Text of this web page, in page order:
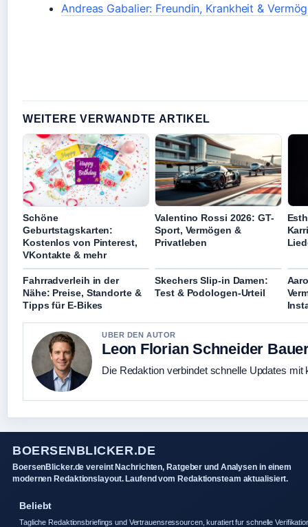
Andreas Gabalier: Freundin, Krankheit &
WEITERE VERWANDTE ARTIKEL
Schöne
Geburtstagskarten:
Kostenlos von Pinterest,
VKontakte & mehr
Valentino Rossi 2026: GT-
Sport, Vermögen &
Privatleben
Fahrradverleih in der
Nähe: Preise, Standorte &
Tipps für E-Bikes
Skechers Slip-in Damen:
Test & Podologen-Urteil
UBER DEN AUTOR
Leon Florian Schneider
Die Redaktion verbindet schnelle Updates mit
BOERSENBLICKER.DE
BoersenBlicker.de vereint Nachrichten, Ratgeber und Analysen in einem
modernen Redaktionslayout. Laufend vom Redaktionsteam aktualisiert.
Beliebt
Tagliche Redaktionsbriefings und Vertrauensressourcen, kuratiert fur schnelle